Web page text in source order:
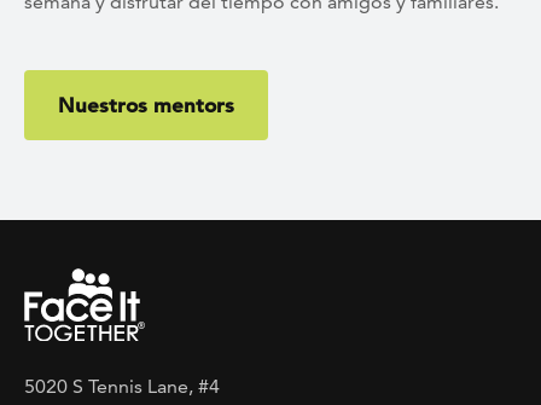
Nuestros mentors
5020 S Tennis Lane, #4